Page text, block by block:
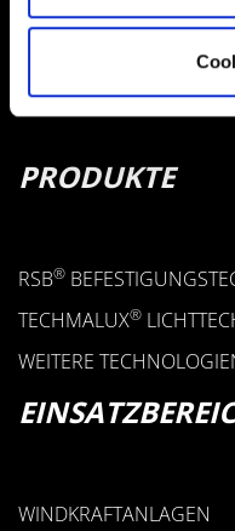
+49 7423 9298-55
FKB@FKB-GMBH.COM
PRODUKTE
RSB®
TECHMALUX®
WEITERE
WINDKRAFTANLAGEN